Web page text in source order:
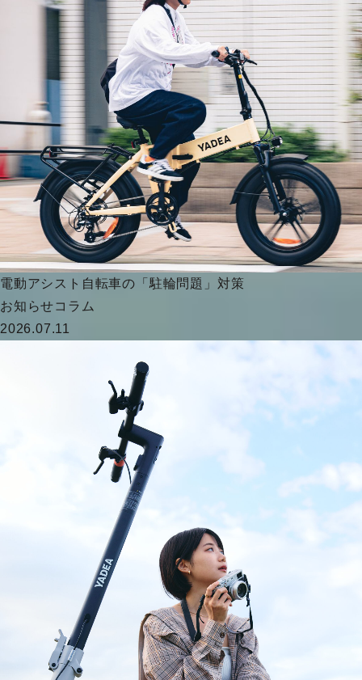
電動アシスト自転車の「駐輪問題」対策
お知らせコラム
2026.07.11